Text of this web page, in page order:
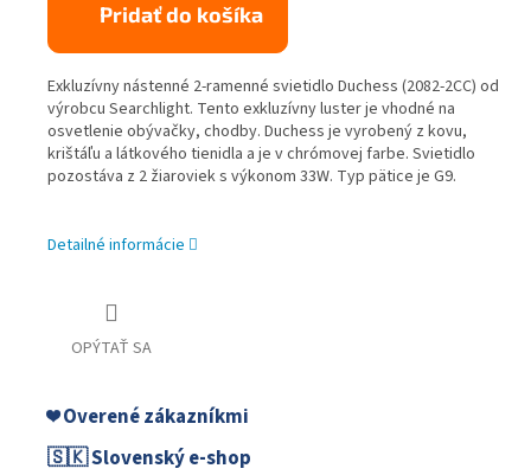
Pridať do košíka
Exkluzívny nástenné 2-ramenné svietidlo Duchess (2082-2CC) od
výrobcu Searchlight. Tento exkluzívny luster je vhodné na
osvetlenie obývačky, chodby. Duchess je vyrobený z kovu,
krištáľu a látkového tienidla a je v chrómovej farbe. Svietidlo
pozostáva z 2 žiaroviek s výkonom 33W. Typ pätice je G9.
Detailné informácie
OPÝTAŤ SA
❤️ Overené zákazníkmi
🇸🇰 Slovenský e-shop